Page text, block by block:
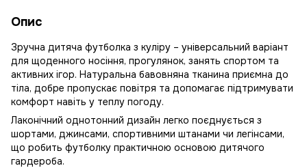
Опис
Зручна дитяча футболка з куліру – універсальний варіант
для щоденного носіння, прогулянок, занять спортом та
активних ігор. Натуральна бавовняна тканина приємна до
тіла, добре пропускає повітря та допомагає підтримувати
комфорт навіть у теплу погоду.
Лаконічний однотонний дизайн легко поєднується з
шортами, джинсами, спортивними штанами чи легінсами,
що робить футболку практичною основою дитячого
гардероба.